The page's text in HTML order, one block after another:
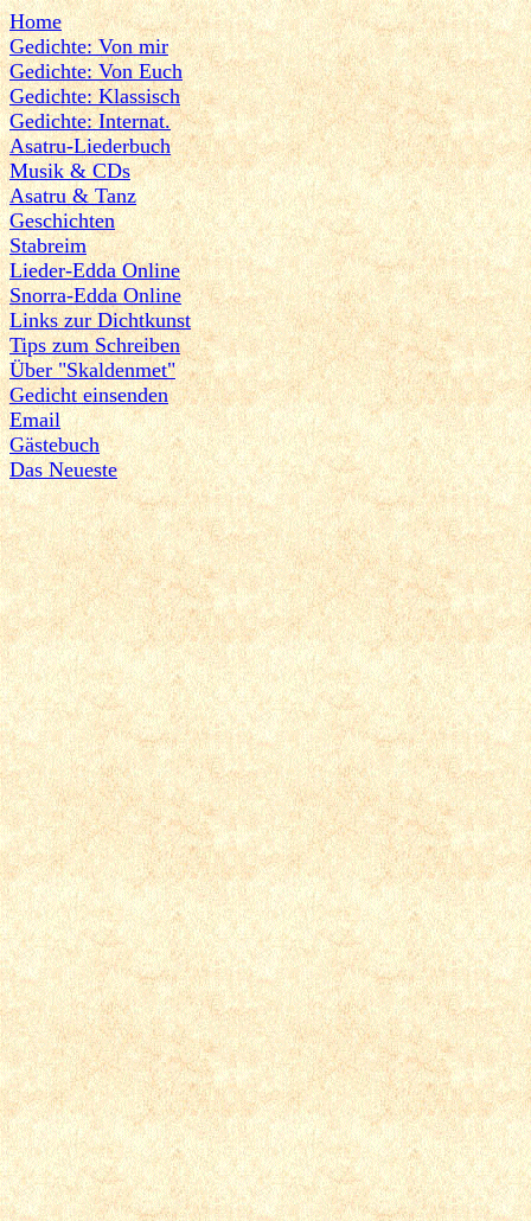
Home
Gedichte: Von mir
Gedichte: Von Euch
Gedichte: Klassisch
Gedichte: Internat.
Asatru-Liederbuch
Musik & CDs
Asatru & Tanz
Geschichten
Stabreim
Lieder-Edda Online
Snorra-Edda Online
Links zur Dichtkunst
Tips zum Schreiben
Über "Skaldenmet"
Gedicht einsenden
Email
Gästebuch
Das Neueste